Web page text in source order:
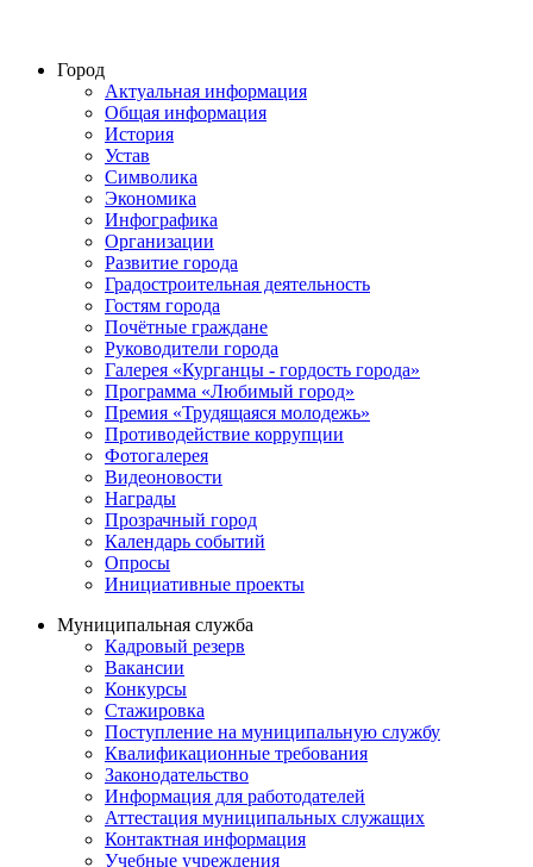
Город
Актуальная информация
Общая информация
История
Устав
Символика
Экономика
Инфографика
Организации
Развитие города
Градостроительная деятельность
Гостям города
Почётные граждане
Руководители города
Галерея «Курганцы - гордость города»
Программа «Любимый город»
Премия «Трудящаяся молодежь»
Противодействие коррупции
Фотогалерея
Видеоновости
Награды
Прозрачный город
Календарь событий
Опросы
Инициативные проекты
Муниципальная служба
Кадровый резерв
Вакансии
Конкурсы
Стажировка
Поступление на муниципальную службу
Квалификационные требования
Законодательство
Информация для работодателей
Аттестация муниципальных служащих
Контактная информация
Учебные учреждения